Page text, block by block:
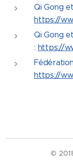
Qi Gong
https://
Qi Gong
: https://
https://
©